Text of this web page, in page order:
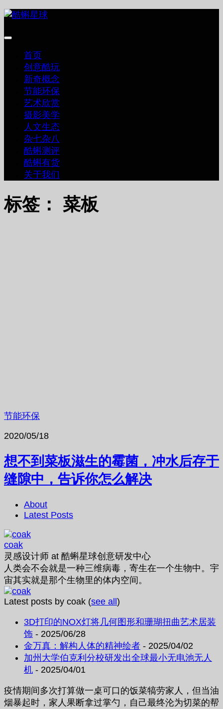
跳
内
首页
创意酷玩
新奇概念
节能环保
艺术欣赏
摄影美学
人文生态
杂七杂八
酷蝌测评
酷蝌有货
关于我们
标签： 菜板
节能环保
2020/05/18
想不到菜板滋生的霉菌，冲水后存于
缝隙中，告诉你怎么解决
About
Latest Posts
coak
灵感设计师 at 酷蝌星球创意研发中心
人类会不会就是一种三维病毒，寄生在一个生物中。宇
宙其实就是那个生物里的体内空间。
Latest posts by coak (see all)
3D打印的NOX灯将几何图形和珊瑚扭曲艺术居装
饰 - 2025/06/28
金万真：解构人体的精神绘者 - 2025/04/02
加州大学伯克利分校研发出全球最小无电池无人
机 - 2025/04/01
疫情期间多次打算做一桌可口的饭菜犒劳家人，但当油
烟暴起时，家人果断拿过掌勺，自己最终沦为切菜的帮